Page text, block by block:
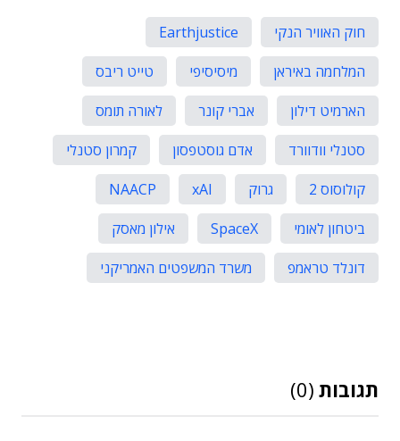
חוק האוויר הנקי
Earthjustice
המלחמה באיראן
מיסיסיפי
טייט ריבס
הארמיט דילון
אברי קונר
לאורה תומס
סטנלי וודוורד
אדם גוסטפסון
קמרון סטנלי
קולוסוס 2
גרוק xAI
NAACP
ביטחון לאומי
SpaceX
אילון מאסק
דונלד טראמפ
משרד המשפטים האמריקני
תגובות (0)